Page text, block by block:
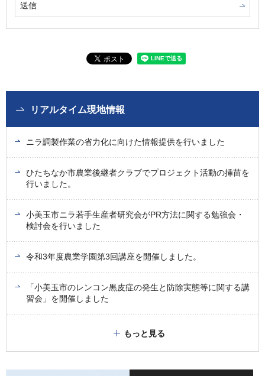
リアルタイム現地情報
ニラ調製作業の省力化に向けた情報提供を行いました
ひたちなか市農業後継者クラブでプロジェクト活動の挿苗を
行いました。
小美玉市ニラ若手生産者研究会がPR方法に関する勉強会・
検討会を行いました
令和3年度農業学園第3回講座を開催しました。
「小美玉市のレンコン黒皮症の発生と防除実態等に関する講
習会」を開催しました
もっと見る